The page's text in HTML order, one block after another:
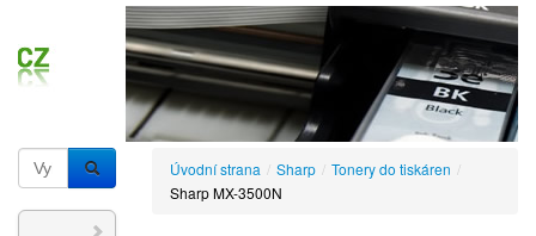
Úvodní strana / Sharp / Tonery do tiskáren /
Sharp MX-3500N